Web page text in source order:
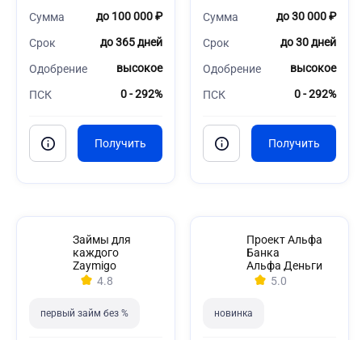
Сумма до 100 000 ₽
Срок до 365 дней
Одобрение высокое
ПСК 0 - 292%
Сумма до 30 000 ₽
Срок до 30 дней
Одобрение высокое
ПСК 0 - 292%
Займы для
каждого
Zaymigo
4.8
первый займ без %
Проект Альфа
Банка
Альфа Деньги
5.0
новинка